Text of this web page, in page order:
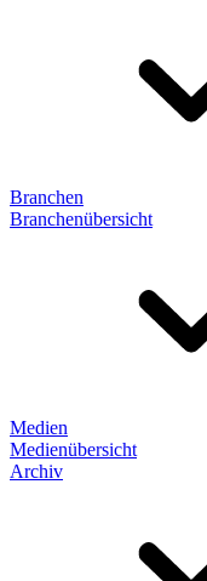
Branchen
Branchenübersicht
Medien
Medienübersicht
Archiv